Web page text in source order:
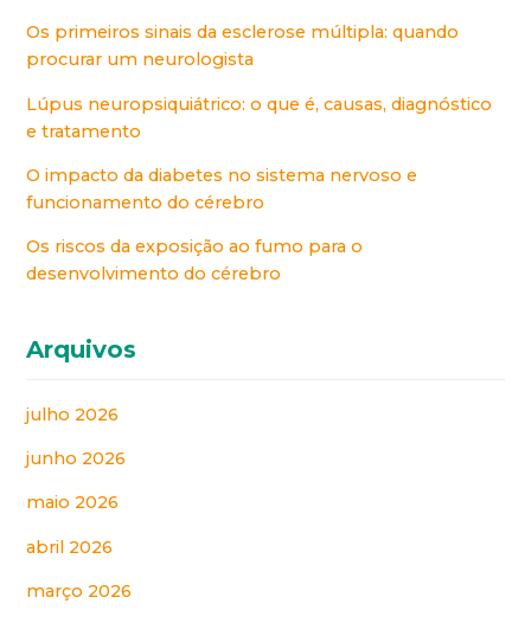
Os primeiros sinais da esclerose múltipla: quando
procurar um neurologista
Lúpus neuropsiquiátrico: o que é, causas, diagnóstico
e tratamento
O impacto da diabetes no sistema nervoso e
funcionamento do cérebro
Os riscos da exposição ao fumo para o
desenvolvimento do cérebro
Arquivos
julho 2026
junho 2026
maio 2026
abril 2026
março 2026